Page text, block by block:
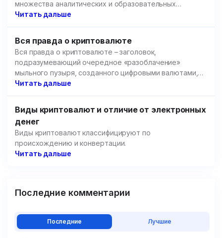
множества аналитических и образовательных
площадок.
Читать дальше
Вся правда о криптовалюте
Вся правда о криптовалюте – заголовок,
подразумевающий очередное «разоблачение»
мыльного пузыря, созданного цифровыми валютами,
но речь пойдет не об этом.
Читать дальше
Виды криптовалют и отличие от электронных
денег
Виды криптовалют классифицируют по
происхождению и конвертации.
Читать дальше
Последние комментарии
Последние Лучшие